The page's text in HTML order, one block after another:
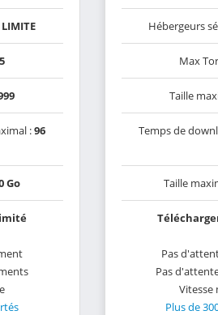
LIMITE
:96
Go
Hébergeurs
Max
Taille
Temps de
Taille
Pas
Pas
Vitesse
Plus de